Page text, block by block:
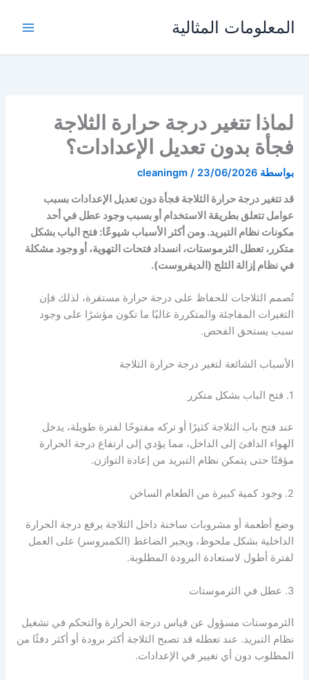
المعلومات المثالية
لماذا تتغير درجة حرارة الثلاجة
فجأة بدون تعديل الإعدادات؟
بواسطة cleaningm / 23/06/2026
قد تتغير درجة حرارة الثلاجة فجأة دون تعديل الإعدادات بسبب
عوامل تتعلق بطريقة الاستخدام أو بسبب وجود عطل في أحد
مكونات نظام التبريد. ومن أكثر الأسباب شيوعًا: فتح الباب بشكل
متكرر، تعطل الثرموستات، انسداد فتحات التهوية، أو وجود مشكلة
في نظام إزالة الثلج (الديفروست).
تُصمم الثلاجات للحفاظ على درجة حرارة مستقرة، لذلك فإن
التغيرات المفاجئة والمتكررة غالبًا ما تكون مؤشرًا على وجود
سبب يستحق الفحص.
الأسباب الشائعة لتغير درجة حرارة الثلاجة
1. فتح الباب بشكل متكرر
عند فتح باب الثلاجة كثيرًا أو تركه مفتوحًا لفترة طويلة، يدخل
الهواء الدافئ إلى الداخل، مما يؤدي إلى ارتفاع درجة الحرارة
مؤقتًا حتى يتمكن نظام التبريد من إعادة التوازن.
2. وجود كمية كبيرة من الطعام الساخن
وضع أطعمة أو مشروبات ساخنة داخل الثلاجة يرفع درجة الحرارة
الداخلية بشكل ملحوظ، ويجبر الضاغط (الكمبروسر) على العمل
لفترة أطول لاستعادة البرودة المطلوبة.
3. عطل في الثرموستات
الثرموستات مسؤول عن قياس درجة الحرارة والتحكم في تشغيل
نظام التبريد. عند تعطله قد تصبح الثلاجة أكثر برودة أو أكثر دفئًا من
المطلوب دون أي تغيير في الإعدادات.